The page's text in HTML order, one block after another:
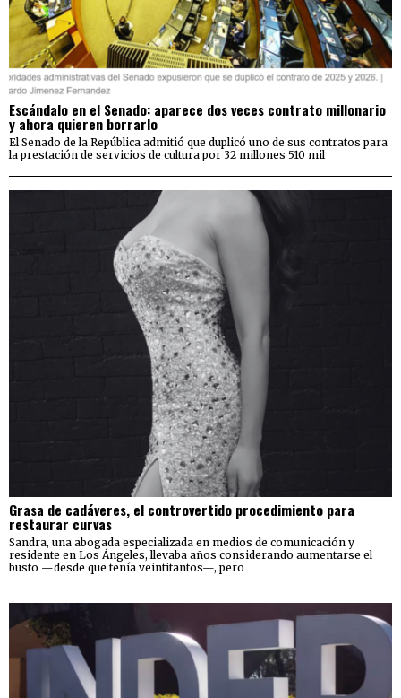
Escándalo en el Senado: aparece dos veces contrato millonario
y ahora quieren borrarlo
El Senado de la República admitió que duplicó uno de sus contratos para
la prestación de servicios de cultura por 32 millones 510 mil
Grasa de cadáveres, el controvertido procedimiento para
restaurar curvas
Sandra, una abogada especializada en medios de comunicación y
residente en Los Ángeles, llevaba años considerando aumentarse el
busto —desde que tenía veintitantos—, pero